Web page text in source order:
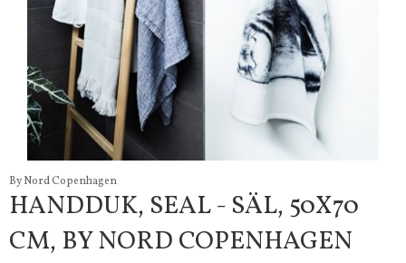
By Nord Copenhagen
HANDDUK, SEAL - SÄL, 50X70
CM, BY NORD COPENHAGEN